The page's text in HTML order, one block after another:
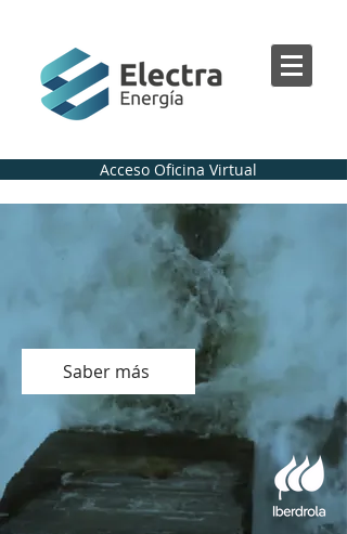
Acceso Oficina Virtual
ELECTRA
ENERGÍA
FORMA PARTE
DEL
GRUPO IBERDROLA
Saber más